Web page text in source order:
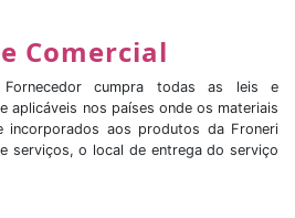
Comercial
cumpra todas as leis e
aplicáveis nos países onde os materiais
aos produtos da Froneri
serviços, o local de entrega do serviço